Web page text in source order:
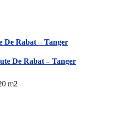
De Rabat – Tanger
m2